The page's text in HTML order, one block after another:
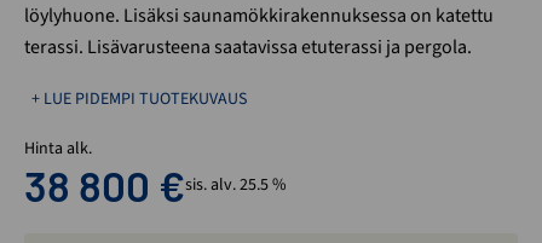
löylyhuone. Lisäksi saunamökkirakennuksessa on katettu
terassi. Lisävarusteena saatavissa etuterassi ja pergola.
+ LUE PIDEMPI TUOTEKUVAUS
Hinta alk.
38 800 €sis. alv. 25.5 %